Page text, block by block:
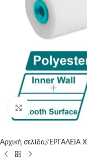
Click to enlarge
Αρχική σελίδα/ ΕΡΓΑΛΕΙΑ